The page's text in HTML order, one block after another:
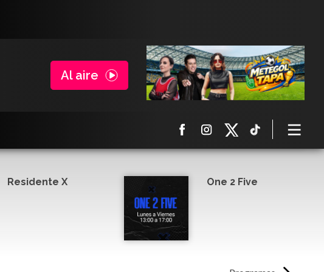
Al aire
Residente X One 2 Five